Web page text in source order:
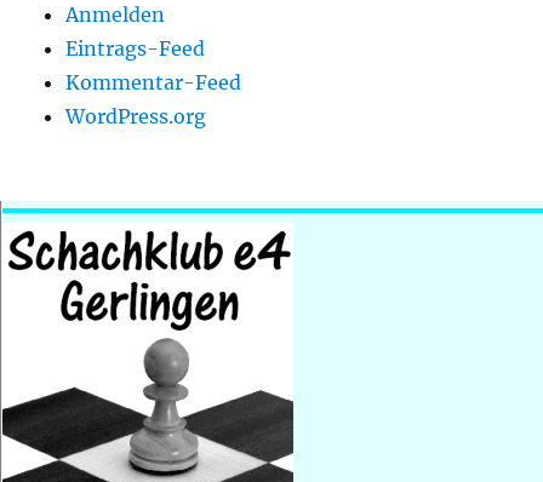
Anmelden
Eintrags-Feed
Kommentar-Feed
WordPress.org